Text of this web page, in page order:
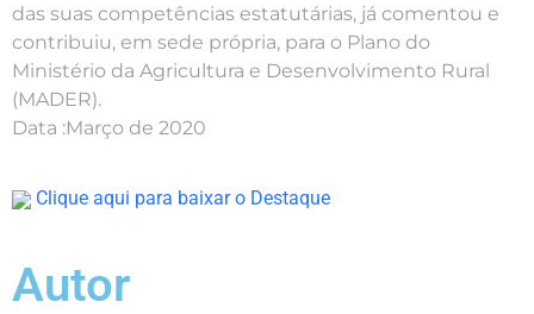
das suas competências estatutárias, já comentou e
contribuiu, em sede própria, para o Plano do
Ministério da Agricultura e Desenvolvimento Rural
(MADER).
Data :Março de 2020
Clique aqui para baixar o Destaque
Autor